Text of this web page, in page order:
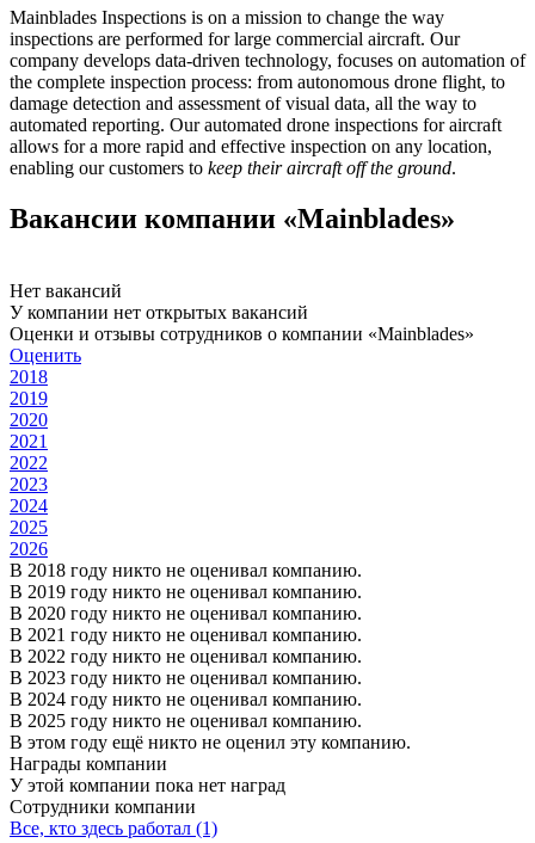
Mainblades Inspections is on a mission to change the way
inspections are performed for large commercial aircraft. Our
company develops data-driven technology, focuses on automation of
the complete inspection process: from autonomous drone flight, to
damage detection and assessment of visual data, all the way to
automated reporting. Our automated drone inspections for aircraft
allows for a more rapid and effective inspection on any location,
enabling our customers to keep their aircraft off the ground.
Вакансии компании «Mainblades»
Нет вакансий
У компании нет открытых вакансий
Оценки и отзывы сотрудников о компании «Mainblades»
Оценить
2018
2019
2020
2021
2022
2023
2024
2025
2026
В 2018 году никто не оценивал компанию.
В 2019 году никто не оценивал компанию.
В 2020 году никто не оценивал компанию.
В 2021 году никто не оценивал компанию.
В 2022 году никто не оценивал компанию.
В 2023 году никто не оценивал компанию.
В 2024 году никто не оценивал компанию.
В 2025 году никто не оценивал компанию.
В этом году ещё никто не оценил эту компанию.
Награды компании
У этой компании пока нет наград
Сотрудники компании
Все, кто здесь работал (1)